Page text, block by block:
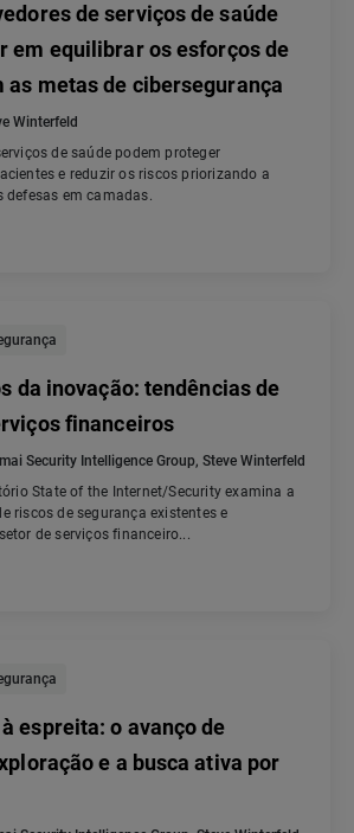
de serviços de saúde
em equilibrar os esforços de
as metas de cibersegurança
Winterfeld
de saúde podem proteger
e reduzir os riscos priorizando a
defesas em camadas.
da inovação: tendências de
financeiros
Security Intelligence Group, Steve Winterfeld
State of the Internet/Security examina a
riscos de segurança existentes e
de serviços financeiro...
espreita: o avanço de
e a busca ativa por